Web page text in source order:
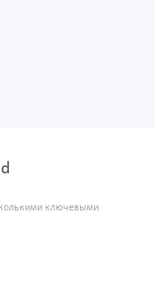
ключевыми